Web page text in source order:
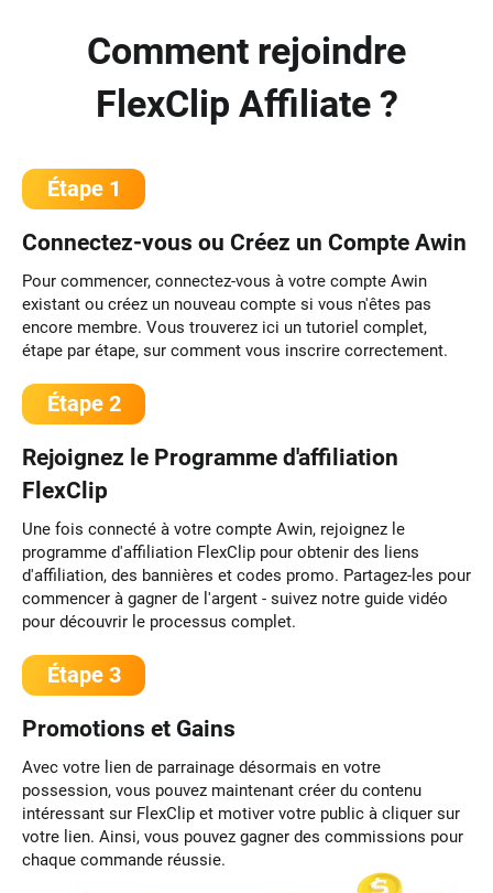
Comment rejoindre
FlexClip Affiliate ?
Étape 1
Connectez-vous ou Créez un Compte Awin
Pour commencer, connectez-vous à votre compte Awin
existant ou créez un nouveau compte si vous n'êtes pas
encore membre. Vous trouverez ici un tutoriel complet,
étape par étape, sur comment vous inscrire correctement.
Étape 2
Rejoignez le Programme d'affiliation
FlexClip
Une fois connecté à votre compte Awin, rejoignez le
programme d'affiliation FlexClip pour obtenir des liens
d'affiliation, des bannières et codes promo. Partagez-les pour
commencer à gagner de l'argent - suivez notre guide vidéo
pour découvrir le processus complet.
Étape 3
Promotions et Gains
Avec votre lien de parrainage désormais en votre
possession, vous pouvez maintenant créer du contenu
intéressant sur FlexClip et motiver votre public à cliquer sur
votre lien. Ainsi, vous pouvez gagner des commissions pour
chaque commande réussie.